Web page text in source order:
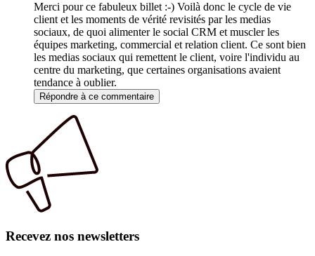
Merci pour ce fabuleux billet :-) Voilà donc le cycle de vie
client et les moments de vérité revisités par les medias
sociaux, de quoi alimenter le social CRM et muscler les
équipes marketing, commercial et relation client. Ce sont bien
les medias sociaux qui remettent le client, voire l'individu au
centre du marketing, que certaines organisations avaient
tendance à oublier.
Répondre à ce commentaire
Recevez nos newsletters